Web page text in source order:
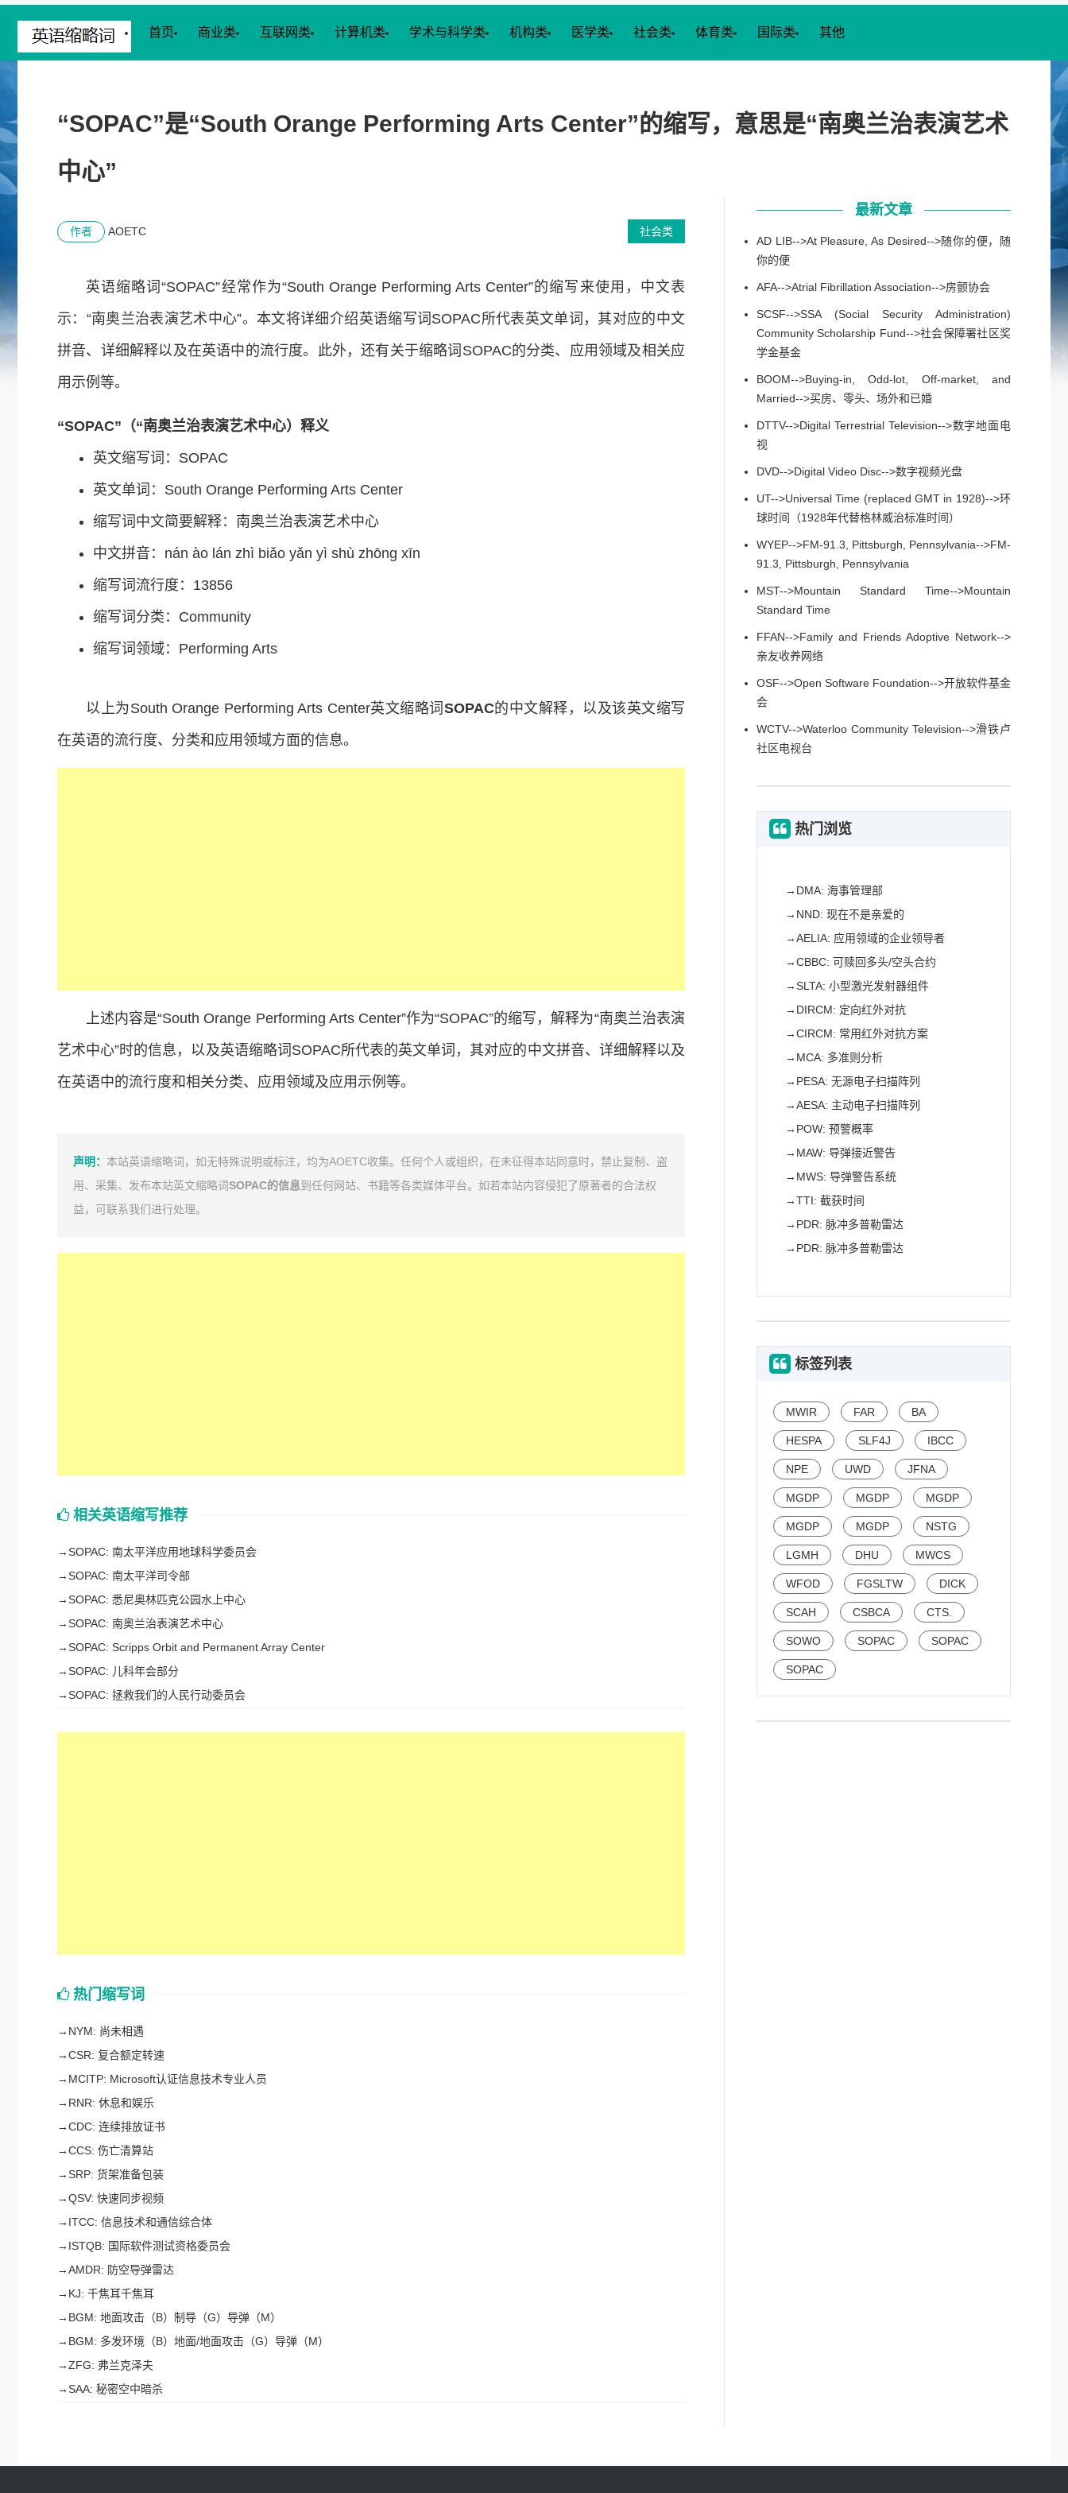
首页 商业类 互联网类 计算机类 学术与科学类 机构类 医学类 社会类 体育类 国际类 其他
“SOPAC”是“South Orange Performing Arts Center”的缩写，意思是“南奥兰治表演艺术
中心”
社会类
作者 AOETC
英语缩略词“SOPAC”经常作为“South Orange Performing Arts Center”的缩写来使用，中文表
示：“南奥兰治表演艺术中心”。本文将详细介绍英语缩写词SOPAC所代表英文单词，其对应的中文
拼音、详细解释以及在英语中的流行度。此外，还有关于缩略词SOPAC的分类、应用领域及相关应
用示例等。
“SOPAC”（“南奥兰治表演艺术中心）释义
英文缩写词：SOPAC
英文单词：South Orange Performing Arts Center
缩写词中文简要解释：南奥兰治表演艺术中心
中文拼音：nán ào lán zhì biǎo yǎn yì shù zhōng xīn
缩写词流行度：13856
缩写词分类：Community
缩写词领域：Performing Arts
以上为South Orange Performing Arts Center英文缩略词 SOPAC的中文解释，以及该英文缩写
在英语的流行度、分类和应用领域方面的信息。
上述内容是“South Orange Performing Arts Center”作为“SOPAC”的缩写，解释为“南奥兰治表演
艺术中心”时的信息，以及英语缩略词SOPAC所代表的英文单词，其对应的中文拼音、详细解释以及
在英语中的流行度和相关分类、应用领域及应用示例等。
声明： 本站英语缩略词，如无特殊说明或标注，均为AOETC收集。任何个人或组织，在未征得本站同意时，禁止复制、盗
用、采集、发布本站英文缩略词SOPAC的信息到任何网站、书籍等各类媒体平台。如若本站内容侵犯了原著者的合法权
益，可联系我们进行处理。
相关英语缩写推荐
→SOPAC: 南太平洋应用地球科学委员会
→SOPAC: 南太平洋司令部
→SOPAC: 悉尼奥林匹克公园水上中心
→SOPAC: 南奥兰治表演艺术中心
→SOPAC: Scripps Orbit and Permanent Array Center
→SOPAC: 儿科年会部分
→SOPAC: 拯救我们的人民行动委员会
热门缩写词
→ NYM: 尚未相遇
→CSR: 复合额定转速
→ MCITP: Microsoft认证信息技术专业人员
→ RNR: 休息和娱乐
→CDC: 连续排放证书
→CCS: 伤亡清算站
→SRP: 货架准备包装
→QSV: 快速同步视频
→ ITCC: 信息技术和通信综合体
→ ISTQB: 国际软件测试资格委员会
→AMDR: 防空导弹雷达
→ KJ: 千焦耳千焦耳
→ BGM: 地面攻击（B）制导（G）导弹（M）
→ BGM: 多发环境（B）地面/地面攻击（G）导弹（M）
→ZFG: 弗兰克泽夫
→SAA: 秘密空中暗杀
最新文章
AD LIB-->At Pleasure, As Desired-->随你的便，随
你的便
AFA-->Atrial Fibrillation Association-->房颤协会
SCSF-->SSA (Social Security Administration)
Community Scholarship Fund-->社会保障署社区奖
学金基金
BOOM-->Buying-in, Odd-lot, Off-market, and
Married-->买房、零头、场外和已婚
DTTV-->Digital Terrestrial Television-->数字地面电
视
DVD-->Digital Video Disc-->数字视频光盘
UT-->Universal Time (replaced GMT in 1928)-->环
球时间（1928年代替格林威治标准时间）
WYEP-->FM-91.3, Pittsburgh, Pennsylvania-->FM-
91.3, Pittsburgh, Pennsylvania
MST-->Mountain Standard Time-->Mountain
Standard Time
FFAN-->Family and Friends Adoptive Network-->
亲友收养网络
OSF-->Open Software Foundation-->开放软件基金
会
WCTV-->Waterloo Community Television-->滑铁卢
社区电视台
热门浏览
→ DMA: 海事管理部
→ NND: 现在不是亲爱的
→AELIA: 应用领域的企业领导者
→CBBC: 可赎回多头/空头合约
→SLTA: 小型激光发射器组件
→ DIRCM: 定向红外对抗
→CIRCM: 常用红外对抗方案
→ MCA: 多准则分析
→ PESA: 无源电子扫描阵列
→AESA: 主动电子扫描阵列
→ POW: 预警概率
→ MAW: 导弹接近警告
→ MWS: 导弹警告系统
→TTI: 截获时间
→ PDR: 脉冲多普勒雷达
→ PDR: 脉冲多普勒雷达
标签列表
MWIR FAR BA
HESPA SLF4J IBCC
NPE UWD JFNA
MGDP MGDP MGDP
MGDP MGDP NSTG
LGMH DHU MWCS
WFOD FGSLTW DICK
SCAH CSBCA CTS.
SOWO SOPAC SOPAC
SOPAC